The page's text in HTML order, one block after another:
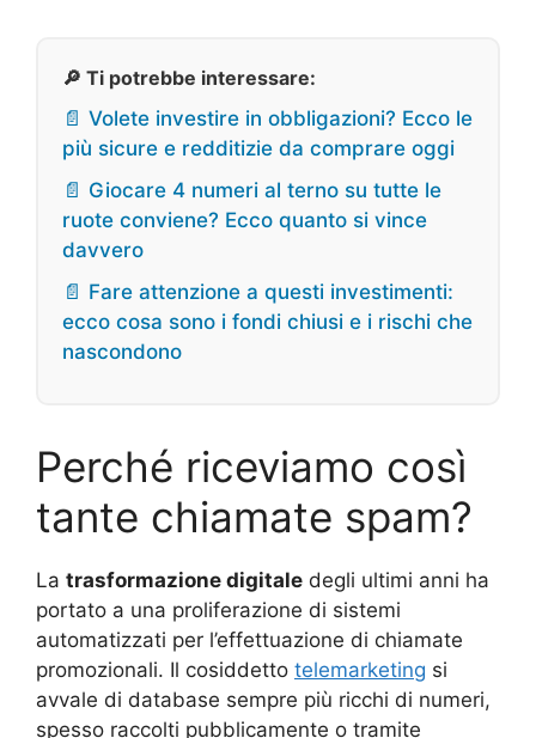
🔎 Ti potrebbe interessare:
📄 Volete investire in obbligazioni? Ecco le
più sicure e redditizie da comprare oggi
📄 Giocare 4 numeri al terno su tutte le
ruote conviene? Ecco quanto si vince
davvero
📄 Fare attenzione a questi investimenti:
ecco cosa sono i fondi chiusi e i rischi che
nascondono
Perché riceviamo così
tante chiamate spam?
La trasformazione digitale degli ultimi anni ha
portato a una proliferazione di sistemi
automatizzati per l’effettuazione di chiamate
promozionali. Il cosiddetto telemarketing si
avvale di database sempre più ricchi di numeri,
spesso raccolti pubblicamente o tramite